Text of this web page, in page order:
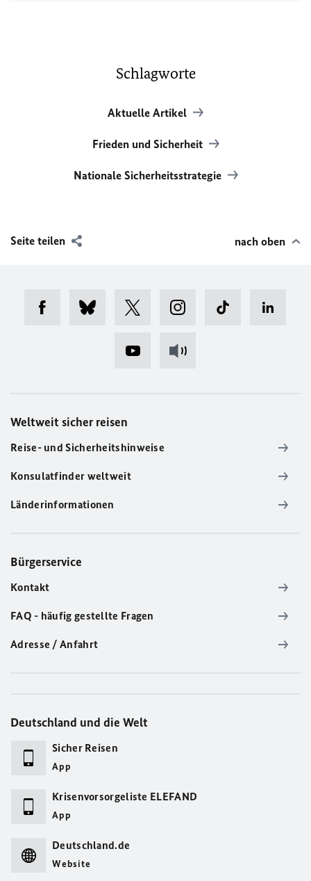
Schlagworte
Aktuelle Artikel
Frieden und Sicherheit
Nationale Sicherheitsstrategie
Seite teilen nach oben
Weltweit sicher reisen
Reise- und Sicherheitshinweise
Konsulatfinder weltweit
Länderinformationen
Bürgerservice
Kontakt
FAQ - häufig gestellte Fragen
Adresse / Anfahrt
Deutschland und die Welt
Sicher Reisen
App
Krisenvorsorgeliste ELEFAND
App
Deutschland.de
Website